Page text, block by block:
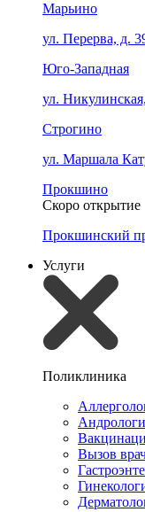
Марьино
ул. Перерва, д.
Юго-Западная
ул.
Строгино
ул. Маршала
Прокшино
Скоро открытие
Прокшинский
Услуги
Поликлиника
Вызов